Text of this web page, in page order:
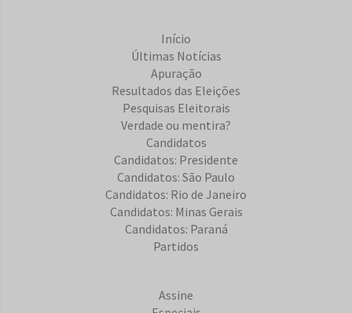
Início
Últimas Notícias
Apuração
Resultados das Eleições
Pesquisas Eleitorais
Verdade ou mentira?
Candidatos
Candidatos: Presidente
Candidatos: São Paulo
Candidatos: Rio de Janeiro
Candidatos: Minas Gerais
Candidatos: Paraná
Partidos
Assine